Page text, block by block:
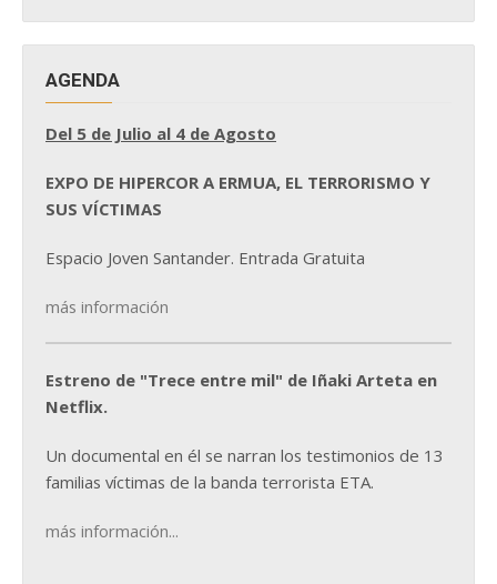
AGENDA
Del 5 de Julio al 4 de Agosto
EXPO DE HIPERCOR A ERMUA, EL TERRORISMO Y
SUS VÍCTIMAS
Espacio Joven Santander. Entrada Gratuita
más información
Estreno de "Trece entre mil" de Iñaki Arteta en
Netflix.
Un documental en él se narran los testimonios de 13
familias víctimas de la banda terrorista ETA.
más información...